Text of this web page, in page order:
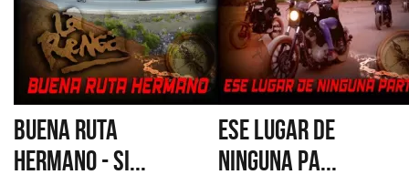
BUENA RUTA
HERMANO - SI...
ESE LUGAR DE
NINGUNA PA...